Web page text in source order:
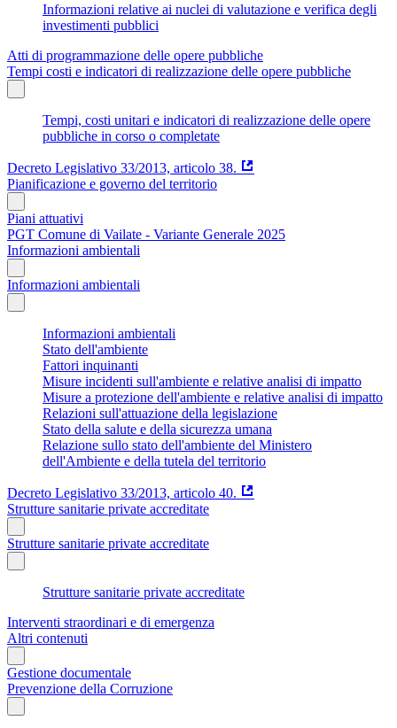
Informazioni relative ai nuclei di valutazione e verifica degli
investimenti pubblici
Atti di programmazione delle opere pubbliche
Tempi costi e indicatori di realizzazione delle opere pubbliche
Tempi, costi unitari e indicatori di realizzazione delle opere
pubbliche in corso o completate
Decreto Legislativo 33/2013, articolo 38.
Pianificazione e governo del territorio
Piani attuativi
PGT Comune di Vailate - Variante Generale 2025
Informazioni ambientali
Informazioni ambientali
Informazioni ambientali
Stato dell'ambiente
Fattori inquinanti
Misure incidenti sull'ambiente e relative analisi di impatto
Misure a protezione dell'ambiente e relative analisi di impatto
Relazioni sull'attuazione della legislazione
Stato della salute e della sicurezza umana
Relazione sullo stato dell'ambiente del Ministero
dell'Ambiente e della tutela del territorio
Decreto Legislativo 33/2013, articolo 40.
Strutture sanitarie private accreditate
Strutture sanitarie private accreditate
Strutture sanitarie private accreditate
Interventi straordinari e di emergenza
Altri contenuti
Gestione documentale
Prevenzione della Corruzione